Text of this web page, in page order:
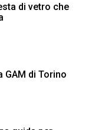
di vetro che
GAM di Torino